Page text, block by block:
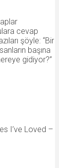
cevap
şöyle: “Bir
başına
gidiyor?”
I’ve Loved –